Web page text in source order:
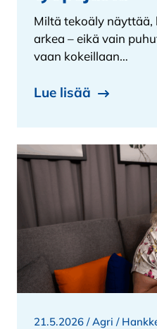
Miltä tekoäly näyttää,
arkea – eikä vain
vaan kokeillaan…
Lue lisää
21.5.2026 /Agri /